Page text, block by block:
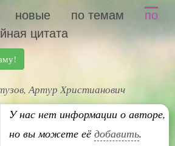
новые по темам
по
цитата
Артур Христианович
У нас нет информации о авторе,
но вы можете её добавить.